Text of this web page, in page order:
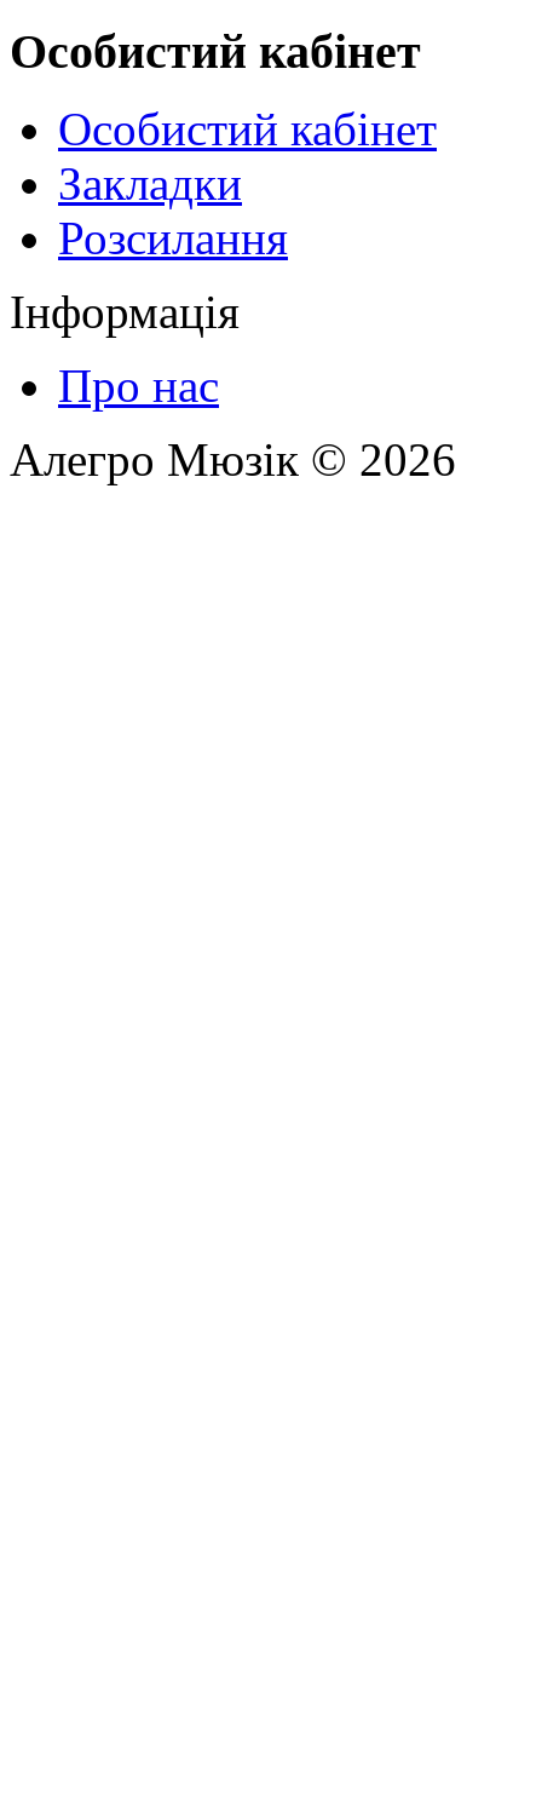
Особистий кабінет
Особистий кабінет
Закладки
Розсилання
Інформація
Про нас
Алегро Мюзік © 2026